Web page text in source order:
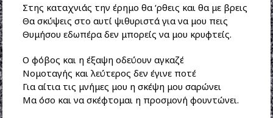
Στης καταχνιάς την έρημο θα ‘ρθεις και θα με βρεις
Θα σκύψεις στο αυτί ψιθυριστά για να μου πεις
Θυμήσου εδωπέρα δεν μπορείς να μου κρυφτείς.
Ο φόβος και η έξαψη οδεύουν αγκαζέ
Νομοταγής και λεύτερος δεν έγινε ποτέ
Για αίτια τις μνήμες μου η σκέψη μου σαρώνει
Μα όσο και να σκέφτομαι η προσμονή φουντώνει.